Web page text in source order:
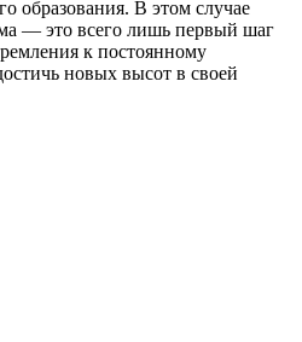
образования. В этом случае
— это всего лишь первый шаг
к постоянному
новых высот в своей